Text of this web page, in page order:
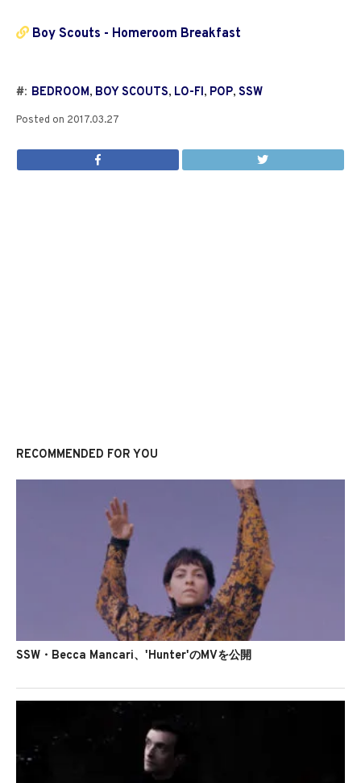
Boy Scouts - Homeroom Breakfast
#: BEDROOM, BOY SCOUTS, LO-FI, POP, SSW
Posted on 2017.03.27
RECOMMENDED FOR YOU
SSW・Becca Mancari、'Hunter'のMVを公開